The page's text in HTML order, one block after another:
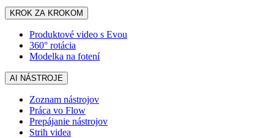
KROK ZA KROKOM
Produktové video s Evou
360° rotácia
Modelka na fotení
AI NÁSTROJE
Zoznam nástrojov
Práca vo Flow
Prepájanie nástrojov
Strih videa